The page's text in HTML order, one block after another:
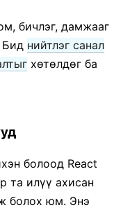
бичлэг, дамжааг
Бид нийтлэг санал
хөтөлдөг ба
болоод React
та илүү ахисан
болох юм. Энэ